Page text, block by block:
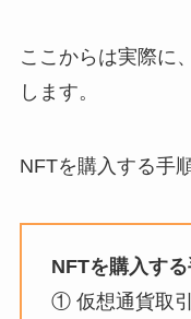
ここからは実際に
します。
NFTを購入する手
NFTを購入す
① 仮想通貨取